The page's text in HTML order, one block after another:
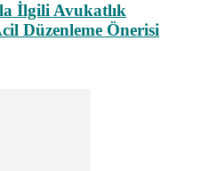
İlgili Avukatlık
Düzenleme Önerisi